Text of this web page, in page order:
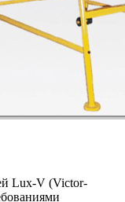
Lux-V (Victor-